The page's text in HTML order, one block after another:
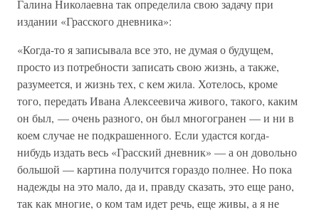
Галина Николаевна так определила свою задачу при
издании «Грасского дневника»:
«Когда-то я записывала все это, не думая о будущем,
просто из потребности записать свою жизнь, а также,
разумеется, и жизнь тех, с кем жила. Хотелось, кроме
того, передать Ивана Алексеевича живого, такого, каким
он был, — очень разного, он был многогранен — и ни в
коем случае не подкрашенного. Если удастся когда-
нибудь издать весь «Грасский дневник» — а он довольно
большой — картина получится гораздо полнее. Но пока
надежды на это мало, да и, правду сказать, это еще рано,
так как многие, о ком там идет речь, еще живы, а я не